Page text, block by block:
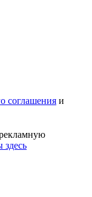
соглашения и
здесь